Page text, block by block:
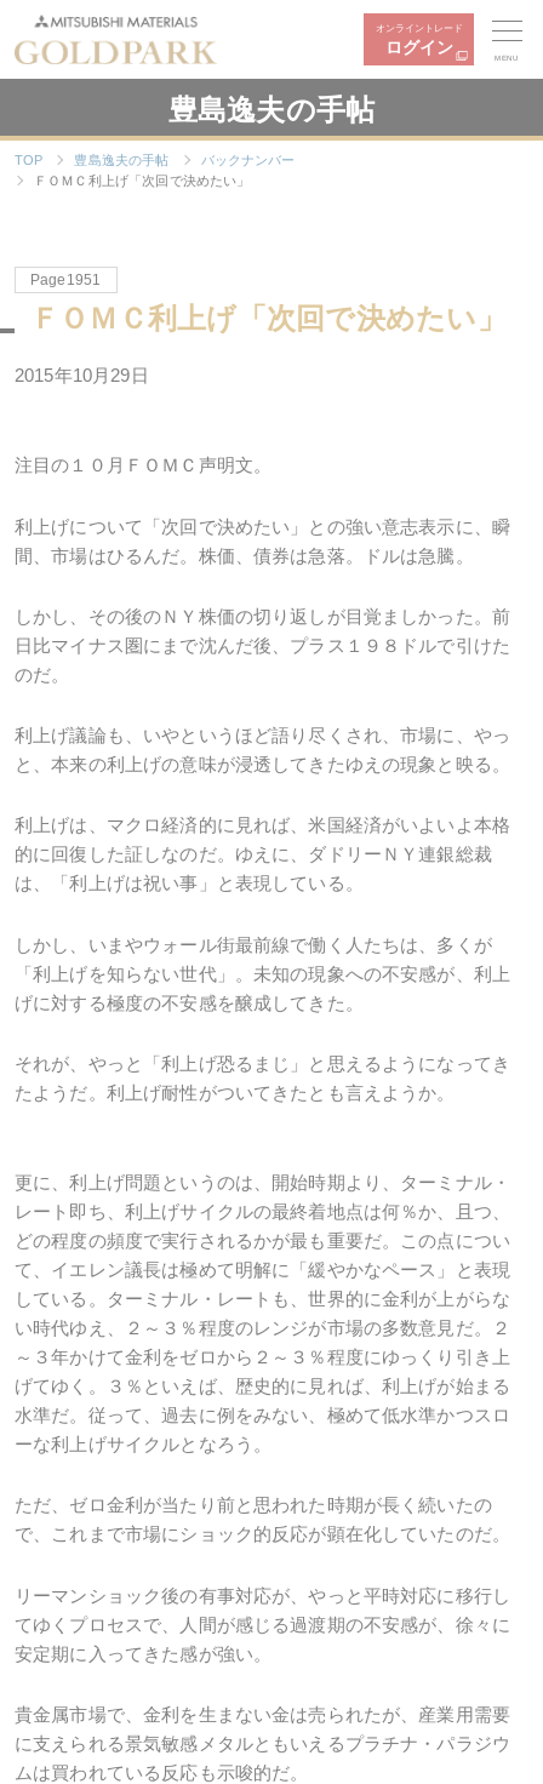
オンライントレード
ログイン
MENU
豊島逸夫の手帖
TOP 豊島逸夫の手帖
バックナンバー
ＦＯＭＣ利上げ「次回で決めたい」
Page1951
ＦＯＭＣ利上げ「次回で決めたい」
2015年10月29日
注目の１０月ＦＯＭＣ声明文。
利上げについて「次回で決めたい」との強い意志表示に、瞬
間、市場はひるんだ。株価、債券は急落。ドルは急騰。
しかし、その後のＮＹ株価の切り返しが目覚ましかった。前
日比マイナス圏にまで沈んだ後、プラス１９８ドルで引けた
のだ。
利上げ議論も、いやというほど語り尽くされ、市場に、やっ
と、本来の利上げの意味が浸透してきたゆえの現象と映る。
利上げは、マクロ経済的に見れば、米国経済がいよいよ本格
的に回復した証しなのだ。ゆえに、ダドリーＮＹ連銀総裁
は、「利上げは祝い事」と表現している。
しかし、いまやウォール街最前線で働く人たちは、多くが
「利上げを知らない世代」。未知の現象への不安感が、利上
げに対する極度の不安感を醸成してきた。
それが、やっと「利上げ恐るまじ」と思えるようになってき
たようだ。利上げ耐性がついてきたとも言えようか。
更に、利上げ問題というのは、開始時期より、ターミナル・
レート即ち、利上げサイクルの最終着地点は何％か、且つ、
どの程度の頻度で実行されるかが最も重要だ。この点につい
て、イエレン議長は極めて明解に「緩やかなペース」と表現
している。ターミナル・レートも、世界的に金利が上がらな
い時代ゆえ、２～３％程度のレンジが市場の多数意見だ。２
～３年かけて金利をゼロから２～３％程度にゆっくり引き上
げてゆく。３％といえば、歴史的に見れば、利上げが始まる
水準だ。従って、過去に例をみない、極めて低水準かつスロ
ーな利上げサイクルとなろう。
ただ、ゼロ金利が当たり前と思われた時期が長く続いたの
で、これまで市場にショック的反応が顕在化していたのだ。
リーマンショック後の有事対応が、やっと平時対応に移行し
てゆくプロセスで、人間が感じる過渡期の不安感が、徐々に
安定期に入ってきた感が強い。
貴金属市場で、金利を生まない金は売られたが、産業用需要
に支えられる景気敏感メタルともいえるプラチナ・パラジウ
ムは買われている反応も示唆的だ。